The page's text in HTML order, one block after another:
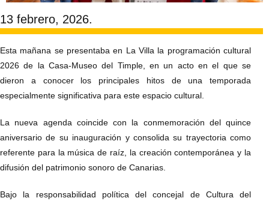
13 febrero, 2026.
Esta mañana se presentaba en La Villa la programación cultural
2026 de la Casa-Museo del Timple, en un acto en el que se
dieron a conocer los principales hitos de una temporada
especialmente significativa para este espacio cultural.
La nueva agenda coincide con la conmemoración del quince
aniversario de su inauguración y consolida su trayectoria como
referente para la música de raíz, la creación contemporánea y la
difusión del patrimonio sonoro de Canarias.
Bajo la responsabilidad política del concejal de Cultura del